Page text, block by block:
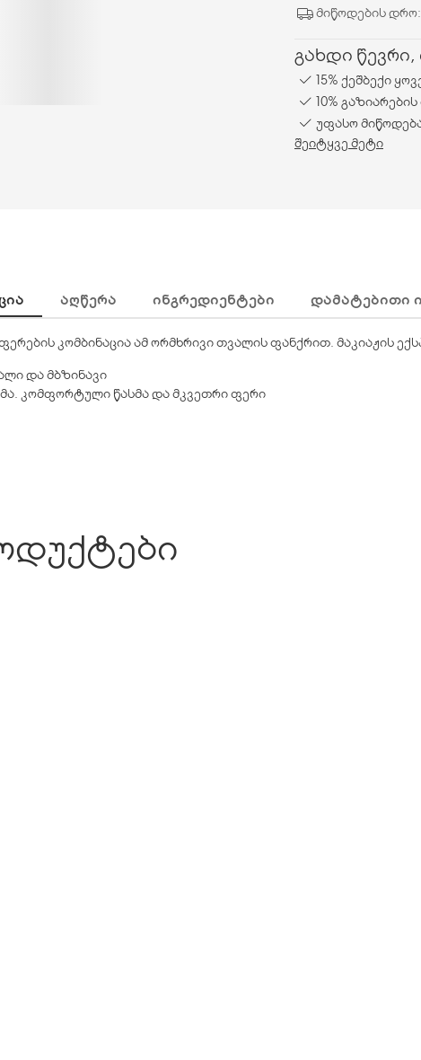
მიწოდების დრო:
გახდი
15% ქეშბექი
10%
უფასო
შეიტყვე მეტი
ᲐᲦᲬᲔᲠᲐ ᲘᲜᲒᲠᲔᲓᲘᲔᲜᲢᲔᲑᲘ ᲓᲐᲛᲐᲢᲔᲑᲘᲗᲘ
კომბინაცია ამ ორმხრივი თვალის ფანქრით. მაკიაჟის
და მბზინავი
კომფორტული წასმა და მკვეთრი ფერი